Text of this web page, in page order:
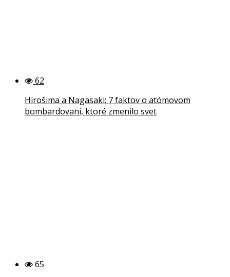
62
Hirošima a Nagasaki: 7 faktov o atómovom
bombardovaní, ktoré zmenilo svet
65